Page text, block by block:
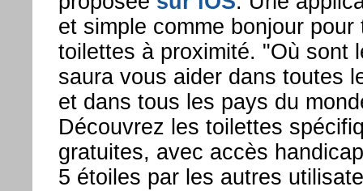
et simple comme bonjour pour
toilettes à proximité. "Où sont
saura vous aider dans toutes
et dans tous les pays du
Découvrez les toilettes
gratuites, avec accès
5 étoiles par les autres